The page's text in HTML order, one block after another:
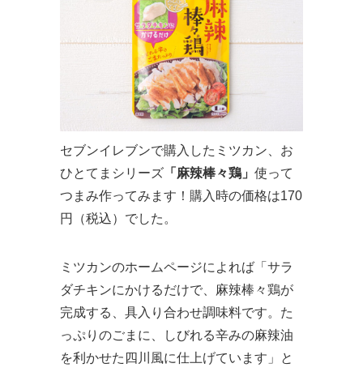
セブンイレブンで購入したミツカン、お
ひとてまシリーズ 「麻辣棒々鶏」 使って
つまみ作ってみます！購入時の価格は170
円（税込）でした。
ミツカンのホームページによれば「サラ
ダチキンにかけるだけで、麻辣棒々鶏が
完成する、具入り合わせ調味料です。た
っぷりのごまに、しびれる辛みの麻辣油
を利かせた四川風に仕上げています」と